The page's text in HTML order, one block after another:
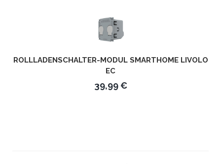
ROLLLADENSCHALTER-MODUL SMARTHOME LIVOLO
EC
39,99 €